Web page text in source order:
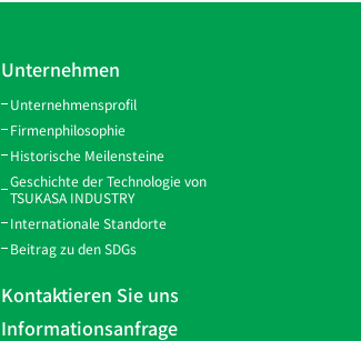
Unternehmen
Unternehmensprofil
Firmenphilosophie
Historische Meilensteine
Geschichte der Technologie von
TSUKASA INDUSTRY
Internationale Standorte
Beitrag zu den SDGs
Kontaktieren Sie uns
Informationsanfrage